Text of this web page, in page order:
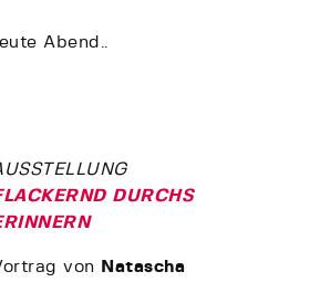
Abend..
DURCHS
von
Natascha